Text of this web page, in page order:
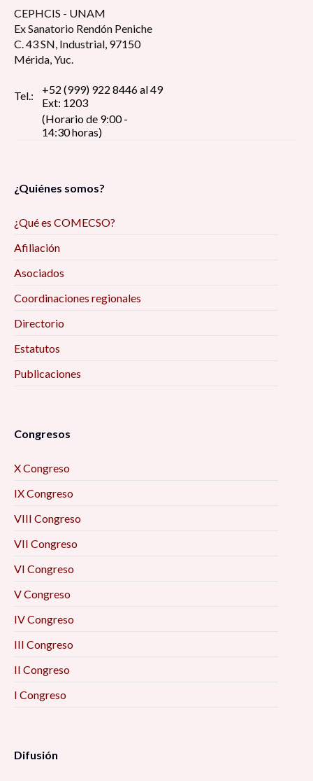
CEPHCIS - UNAM
Ex Sanatorio Rendón Peniche
C. 43 SN, Industrial, 97150
Mérida, Yuc.
Tel.:
+52 (999) 922 8446 al 49
Ext: 1203
(Horario de 9:00 -
14:30 horas)
¿Quiénes somos?
¿Qué es COMECSO?
Afiliación
Asociados
Coordinaciones regionales
Directorio
Estatutos
Publicaciones
Congresos
X Congreso
IX Congreso
VIII Congreso
VII Congreso
VI Congreso
V Congreso
IV Congreso
III Congreso
II Congreso
I Congreso
Difusión